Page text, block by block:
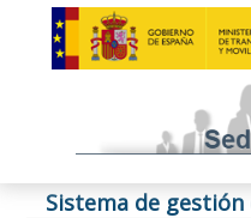
Sistema de